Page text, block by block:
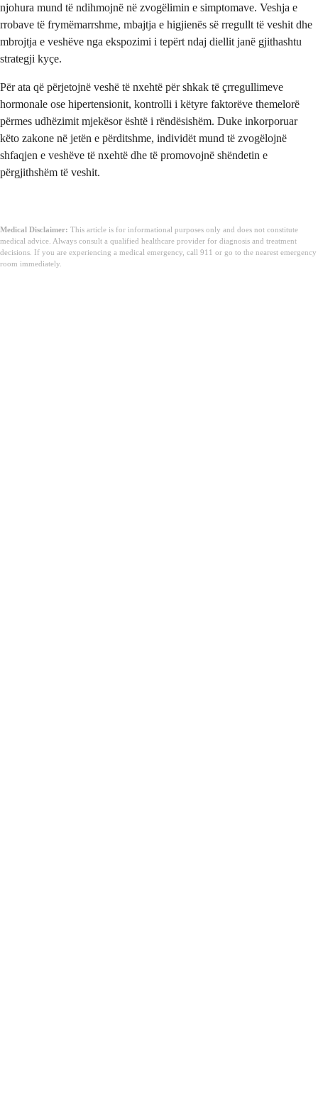
njohura mund të ndihmojnë në zvogëlimin e simptomave. Veshja e
rrobave të frymëmarrshme, mbajtja e higjienës së rregullt të veshit dhe
mbrojtja e veshëve nga ekspozimi i tepërt ndaj diellit janë gjithashtu
strategji kyçe.
Për ata që përjetojnë veshë të nxehtë për shkak të çrregullimeve
hormonale ose hipertensionit, kontrolli i këtyre faktorëve themelorë
përmes udhëzimit mjekësor është i rëndësishëm. Duke inkorporuar
këto zakone në jetën e përditshme, individët mund të zvogëlojnë
shfaqjen e veshëve të nxehtë dhe të promovojnë shëndetin e
përgjithshëm të veshit.
Medical Disclaimer: This article is for informational purposes only and does not constitute
medical advice. Always consult a qualified healthcare provider for diagnosis and treatment
decisions. If you are experiencing a medical emergency, call 911 or go to the nearest emergency
room immediately.